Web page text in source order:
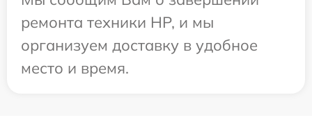
ремонта техники HP, и мы
организуем доставку в удобное
место и время.